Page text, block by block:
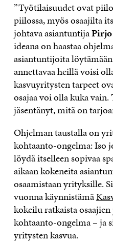
”Työtilaisuudet ovat
piilossa, myös osaajilta
johtava asiantuntija
ideana on haastaa
asiantuntijoita
annettavaa heillä voisi
kasvuyritysten tarpeet
osajaa voi olla kuka vain.
jäsentänyt, mitä on
Ohjelman taustalla on
kohtaanto-ongelma: Iso
löydä itselleen sopivaa
aikaan kokeneita
osaamistaan yrityksille.
vuonna käynnistämä
kokeilu ratkaista
kohtaanto-ongelma – ja
yritysten kasvua.